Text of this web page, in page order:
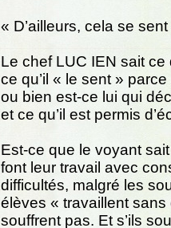
« D’ailleurs, cela se sent
Le chef LUC IEN sait ce
ce qu’il « le sent »
ou bien est-ce lui qui
et ce qu’il est permis
Est-ce que le voyant
font leur travail avec
difficultés, malgré les
élèves « travaillent
souffrent pas. Et s’ils